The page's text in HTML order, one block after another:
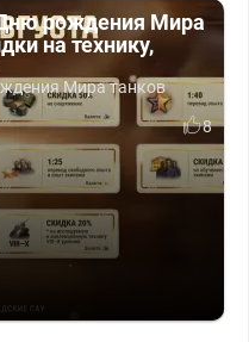
рождения Мира
на технику,
Мира танков
8